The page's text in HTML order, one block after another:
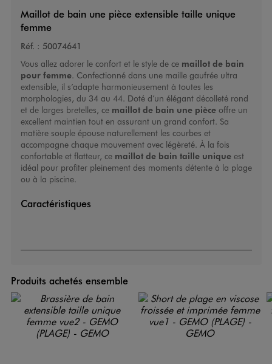
Maillot de bain une pièce extensible taille unique
femme
Réf. : 50074641
Vous allez adorer le confort et le style de ce maillot de bain
pour femme. Confectionné dans une maille gaufrée ultra
extensible, il s’adapte harmonieusement à toutes les
morphologies, du 34 au 44. Doté d’un élégant décolleté rond
et de larges bretelles, ce maillot de bain une pièceoffre un
excellent maintien tout en assurant un grand confort. Sa
matière souple épouse naturellement les courbes et
accompagne chaque mouvement avec légèreté. À la fois
confortable et flatteur, ce maillot de bain taille uniqueest
idéal pour profiter pleinement des moments détente à la plage
ou à la piscine.
Caractéristiques
Produits achetés ensemble